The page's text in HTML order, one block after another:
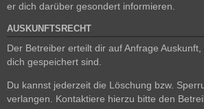
er dich darüber gesondert informieren.
AUSKUNFTSRECHT
Der Betreiber erteilt dir auf Anfrage
dich gespeichert sind.
Du kannst jederzeit die Löschung bzw.
verlangen. Kontaktiere hierzu bitte den